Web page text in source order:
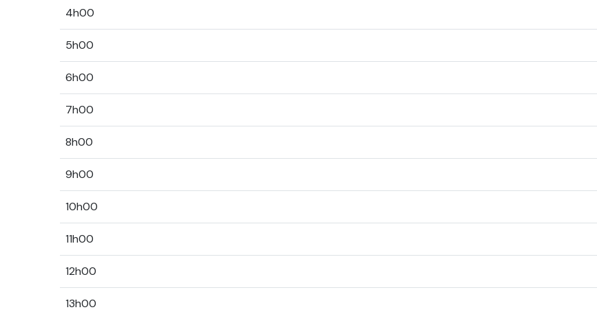
4h00
5h00
6h00
7h00
8h00
9h00
10h00
11h00
12h00
13h00